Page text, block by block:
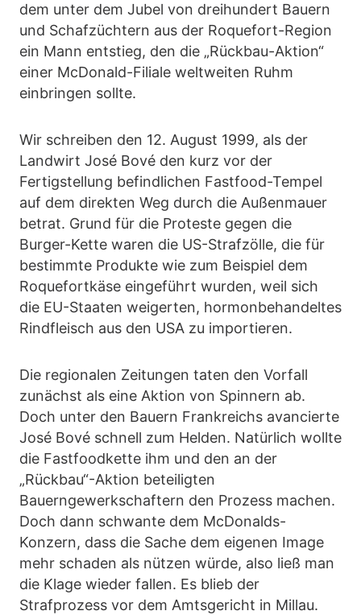
dem unter dem Jubel von dreihundert Bauern
und Schafzüchtern aus der Roquefort-Region
ein Mann entstieg, den die „Rückbau-Aktion“
einer McDonald-Filiale weltweiten Ruhm
einbringen sollte.
Wir schreiben den 12. August 1999, als der
Landwirt José Bové den kurz vor der
Fertigstellung befindlichen Fastfood-Tempel
auf dem direkten Weg durch die Außenmauer
betrat. Grund für die Proteste gegen die
Burger-Kette waren die US-Strafzölle, die für
bestimmte Produkte wie zum Beispiel dem
Roquefortkäse eingeführt wurden, weil sich
die EU-Staaten weigerten, hormonbehandeltes
Rindfleisch aus den USA zu importieren.
Die regionalen Zeitungen taten den Vorfall
zunächst als eine Aktion von Spinnern ab.
Doch unter den Bauern Frankreichs avancierte
José Bové schnell zum Helden. Natürlich wollte
die Fastfoodkette ihm und den an der
„Rückbau“-Aktion beteiligten
Bauerngewerkschaftern den Prozess machen.
Doch dann schwante dem McDonalds-
Konzern, dass die Sache dem eigenen Image
mehr schaden als nützen würde, also ließ man
die Klage wieder fallen. Es blieb der
Strafprozess vor dem Amtsgericht in Millau.